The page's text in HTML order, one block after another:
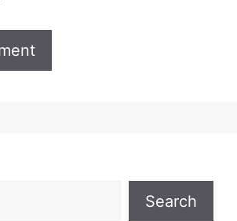
Search